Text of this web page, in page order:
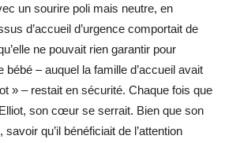
un sourire poli mais neutre, en
d’accueil d’urgence comportait de
ne pouvait rien garantir pour
bébé – auquel la famille d’accueil avait
» – restait en sécurité. Chaque fois que
son cœur se serrait. Bien que son
qu’il bénéficiait de l’attention